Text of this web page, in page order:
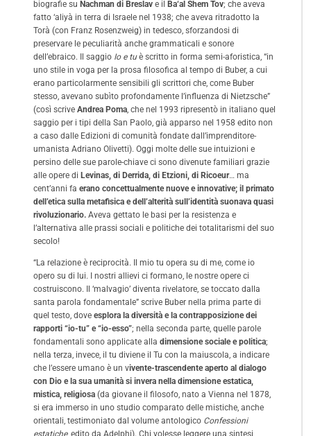
biografie su Nachman di Breslav e il Ba‘al Shem Tov; che aveva
fatto ‘aliyà in terra di Israele nel 1938; che aveva ritradotto la
Torà (con Franz Rosenzweig) in tedesco, sforzandosi di
preservare le peculiarità anche grammaticali e sonore
dell’ebraico. Il saggio Io e tuè scritto in forma semi-aforistica, “in
uno stile in voga per la prosa filosofica al tempo di Buber, a cui
erano particolarmente sensibili gli scrittori che, come Buber
stesso, avevano subìto profondamente l’influenza di Nietzsche”
(così scrive Andrea Poma, che nel 1993 ripresentò in italiano quel
saggio per i tipi della San Paolo, già apparso nel 1958 edito non
a caso dalle Edizioni di comunità fondate dall’imprenditore-
umanista Adriano Olivetti). Oggi molte delle sue intuizioni e
persino delle sue parole-chiave ci sono divenute familiari grazie
alle opere di Levinas, di Derrida, di Etzioni, di Ricoeur… ma
cent’anni fa erano concettualmente nuove e innovative; il primato
dell’etica sulla metafisica e dell’alterità sull’identità suonava quasi
rivoluzionario. Aveva gettato le basi per la resistenza e
l’alternativa alle prassi sociali e politiche dei totalitarismi del suo
secolo!
“La relazione è reciprocità. Il mio tu opera su di me, come io
opero su di lui. I nostri allievi ci formano, le nostre opere ci
costruiscono. Il ‘malvagio’ diventa rivelatore, se toccato dalla
santa parola fondamentale” scrive Buber nella prima parte di
quel testo, dove esplora la diversità e la contrapposizione dei
rapporti “io-tu” e “io-esso”; nella seconda parte, quelle parole
fondamentali sono applicate alla dimensione sociale e politica;
nella terza, invece, il tu diviene il Tu con la maiuscola, a indicare
che l’essere umano è un vivente-trascendente aperto al dialogo
con Dio e la sua umanità si invera nella dimensione estatica,
mistica, religiosa (da giovane il filosofo, nato a Vienna nel 1878,
si era immerso in uno studio comparato delle mistiche, anche
orientali, testimoniato dal volume antologico Confessioni
estatiche, edito da Adelphi). Chi volesse leggere una sintesi